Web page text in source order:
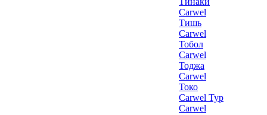
Carwel
Тишь
Carwel
Тобол
Carwel
Тоджа
Carwel
Токо
Carwel Тур
Carwel